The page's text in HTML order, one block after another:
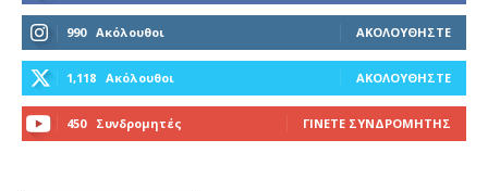
990 Ακόλουθοι ΑΚΟΛΟΥΘΉΣΤΕ
1,118 Ακόλουθοι ΑΚΟΛΟΥΘΉΣΤΕ
450 Συνδρομητές ΓΊΝΕΤΕ ΣΥΝΔΡΟΜΗΤΉΣ